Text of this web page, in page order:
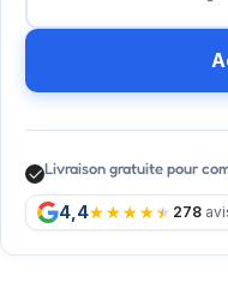
Livraison gratuite pour
4,4 278